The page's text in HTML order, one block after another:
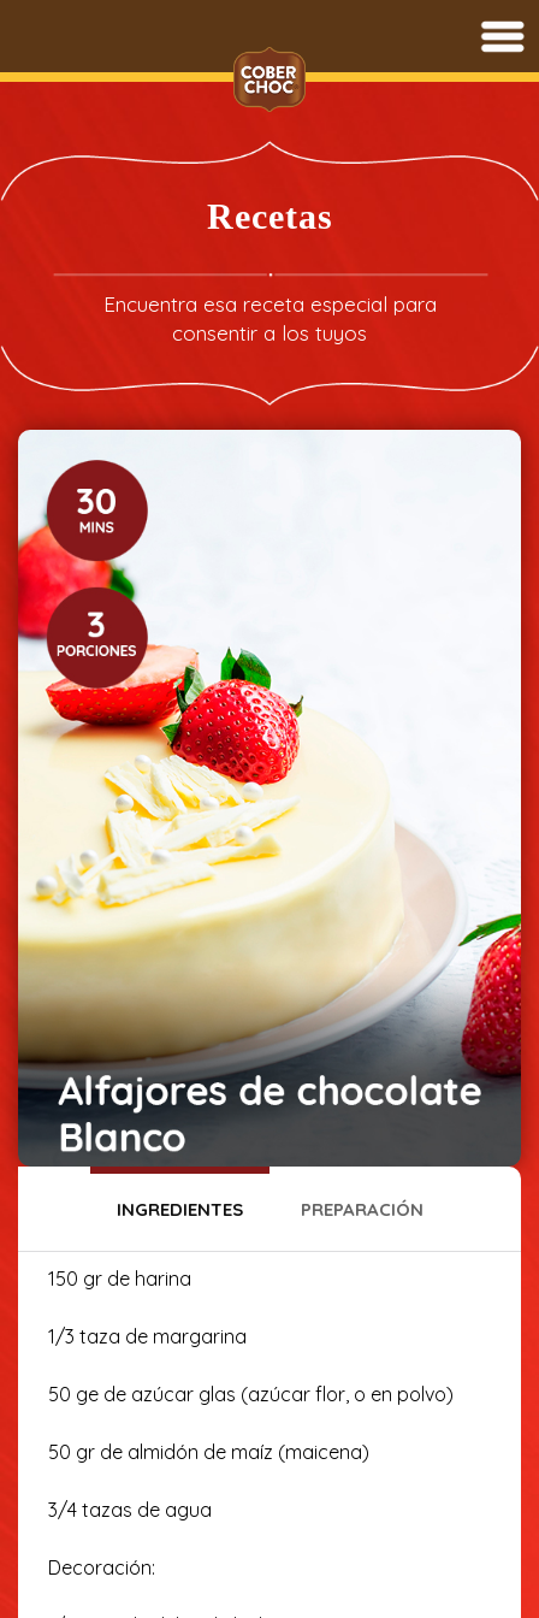
Saltar
Recetas
Encuentra esa receta especial para
consentir a los tuyos
INGREDIENTES PREPARACIÓN
150 gr de harina
1/3 taza de margarina
50 ge de azúcar glas (azúcar flor, o en polvo)
50 gr de almidón de maíz (maicena)
3/4 tazas de agua
Decoración: